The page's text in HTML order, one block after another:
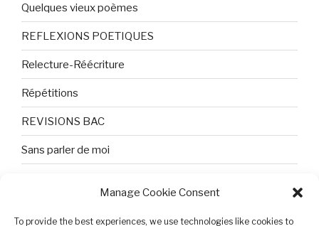
Manage Cookie Consent
To provide the best experiences, we use technologies like cookies to
Quelques vieux poèmes
REFLEXIONS POETIQUES
Relecture-Réécriture
Répétitions
REVISIONS BAC
Sans parler de moi